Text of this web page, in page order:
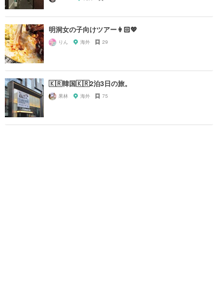
明洞女の子向けツアー👩🏻💖
りん 海外 29
🇰🇷韓国🇰🇷2泊3日の旅。
果林 海外 75